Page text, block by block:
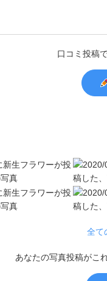
口コミ投稿
全て
あなたの写真投稿がこ